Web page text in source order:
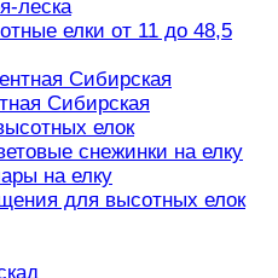
леска
елки от 11 до 48,5
Сибирская
Сибирская
елок
снежинки на елку
на елку
для высотных елок